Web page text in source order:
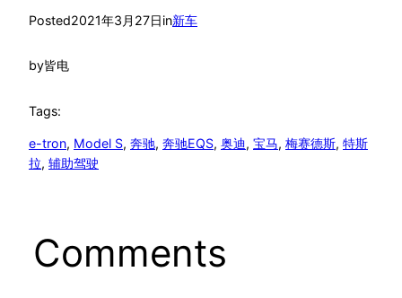
Posted2021年3月27日in新车
by皆电
Tags:
e-tron, Model S, 奔驰, 奔驰EQS, 奥迪, 宝马, 梅赛德斯, 特斯
拉, 辅助驾驶
Comments